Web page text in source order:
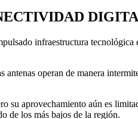
infraestructura tecnológica
operan de manera
su aprovechamiento aún es
de los más bajos de la región.